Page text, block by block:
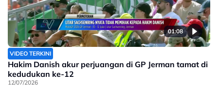
01:08
VIDEO TERKINI
Hakim Danish akur perjuangan di GP Jerman tamat di
kedudukan ke-12
12/07/2026